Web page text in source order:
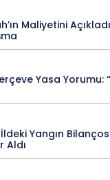
Maliyetini
Yasa Yorumu:
Yangın
Aldı